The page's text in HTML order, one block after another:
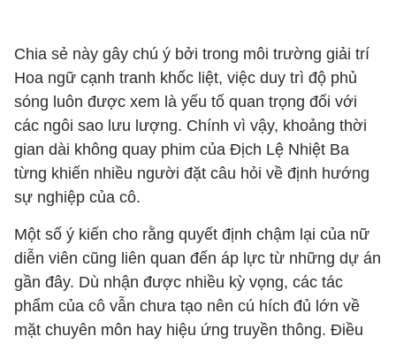
Chia sẻ này gây chú ý bởi trong môi trường giải trí
Hoa ngữ cạnh tranh khốc liệt, việc duy trì độ phủ
sóng luôn được xem là yếu tố quan trọng đối với
các ngôi sao lưu lượng. Chính vì vậy, khoảng thời
gian dài không quay phim của Địch Lệ Nhiệt Ba
từng khiến nhiều người đặt câu hỏi về định hướng
sự nghiệp của cô.
Một số ý kiến cho rằng quyết định chậm lại của nữ
diễn viên cũng liên quan đến áp lực từ những dự án
gần đây. Dù nhận được nhiều kỳ vọng, các tác
phẩm của cô vẫn chưa tạo nên cú hích đủ lớn về
mặt chuyên môn hay hiệu ứng truyền thông. Điều